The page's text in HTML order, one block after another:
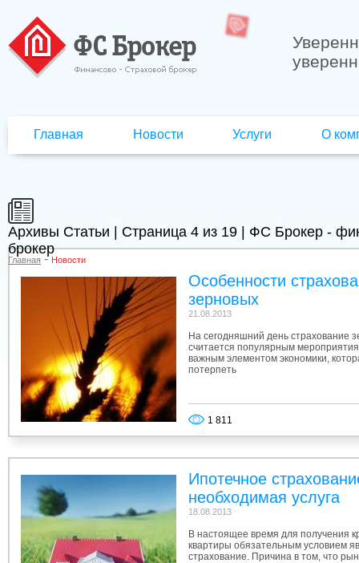
Главная Новости Услуги О
Архивы Статьи | Страница 4 из 19 | ФС Брокер -
брокер
Главная - Новости
Особенности
зерновых
21.08.2013
На сегодняшний день страхование
считается популярным
важным элементом экономики,
потерпеть
1 811
Ипотечное
необходимая услуга
18.08.2013
В настоящее время для получения
квартиры обязательным условием
страхование. Причина в том, что